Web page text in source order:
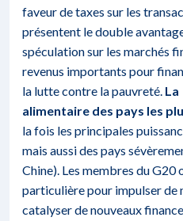
faveur de taxes sur les
présentent le double
spéculation sur les marchés
revenus importants pour
la lutte contre la pauvreté. La
alimentaire des pays les
la fois les principales
mais aussi des pays
Chine). Les membres du
particulière pour impulser de
catalyser de nouveaux